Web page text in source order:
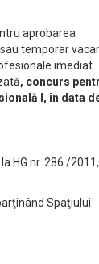
aprobarea
temporar
imediat
, concurs
ă I, în data
HG nr. 286 /2011,
Spaţiului